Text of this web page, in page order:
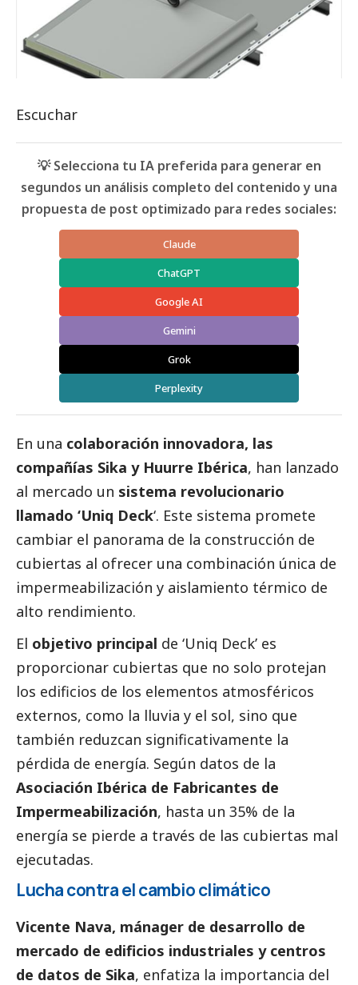
Escuchar
💡 Selecciona tu IA preferida para generar en
segundos un análisis completo del contenido y una
propuesta de post optimizado para redes sociales:
Claude
ChatGPT
Google AI
Gemini
Grok
Perplexity
En una colaboración innovadora, las
compañías Sika y Huurre Ibérica, han lanzado
al mercado un sistema revolucionario
llamado ‘Uniq Deck‘. Este sistema promete
cambiar el panorama de la construcción de
cubiertas al ofrecer una combinación única de
impermeabilización y aislamiento térmico de
alto rendimiento.
El objetivo principal de ‘Uniq Deck’ es
proporcionar cubiertas que no solo protejan
los edificios de los elementos atmosféricos
externos, como la lluvia y el sol, sino que
también reduzcan significativamente la
pérdida de energía. Según datos de la
Asociación Ibérica de Fabricantes de
Impermeabilización, hasta un 35% de la
energía se pierde a través de las cubiertas mal
ejecutadas.
Lucha contra el cambio climático
Vicente Nava, mánager de desarrollo de
mercado de edificios industriales y centros
de datos de Sika, enfatiza la importancia del